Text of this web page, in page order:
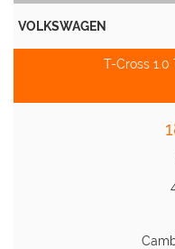
VOLKSWAGEN
T-Cross 1.0